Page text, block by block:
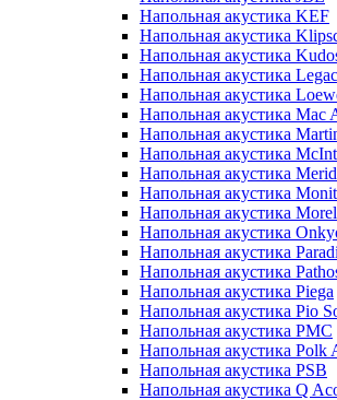
Напольная акустика KEF
Напольная акустика
Напольная акустика
Напольная акустика
Напольная акустика
Напольная акустика Mac
Напольная акустика
Напольная акустика
Напольная акустика
Напольная акустика
Напольная акустика Morel
Напольная акустика
Напольная акустика
Напольная акустика
Напольная акустика Piega
Напольная акустика Pio
Напольная акустика PMC
Напольная акустика Polk
Напольная акустика PSB
Напольная акустика Q